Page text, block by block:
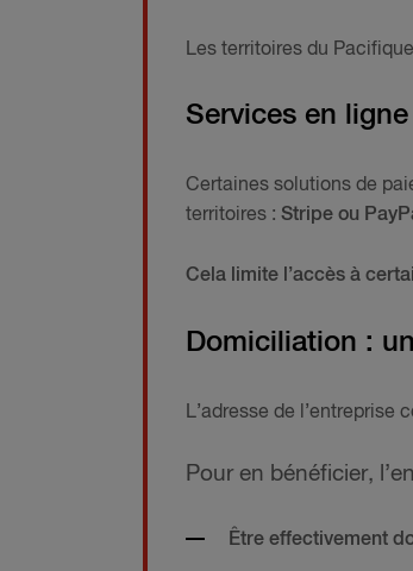
Les territoires du
Services en
Certaines solutions de
territoires : Stripe ou
Cela limite l’accès à
Domiciliation :
L’adresse de l’entreprise
Pour en bénéficier,
Être effectivement